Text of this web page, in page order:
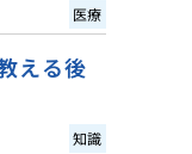
医療
える後
知識